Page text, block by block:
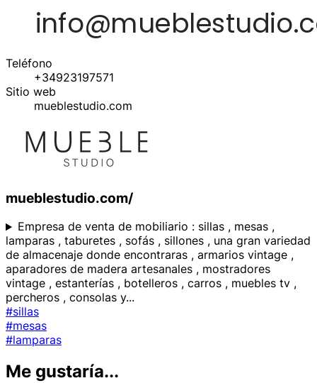
Teléfono
+34923197571
Sitio web
mueblestudio.com
mueblestudio.com/
Empresa de venta de mobiliario : sillas , mesas ,
lamparas , taburetes , sofás , sillones , una gran variedad
de almacenaje donde encontraras , armarios vintage ,
aparadores de madera artesanales , mostradores
vintage , estanterías , botelleros , carros , muebles tv ,
percheros , consolas y...
#sillas
#mesas
#lamparas
Me gustaría...